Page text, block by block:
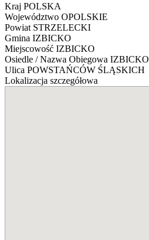
Kraj POLSKA
Województwo OPOLSKIE
Powiat STRZELECKI
Gmina IZBICKO
Miejscowość IZBICKO
Osiedle / Nazwa Obiegowa IZBICKO
Ulica POWSTAŃCÓW ŚLĄSKICH
Lokalizacja szczegółowa